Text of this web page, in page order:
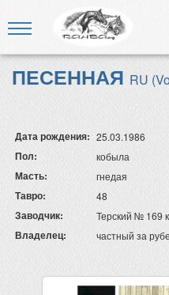
ПЕСЕННАЯ RU
Дата рождения: 25.03.1986
Пол: кобыла
Масть: гнедая
Тавро: 48
Заводчик: Терский № 169
Владелец: частный за